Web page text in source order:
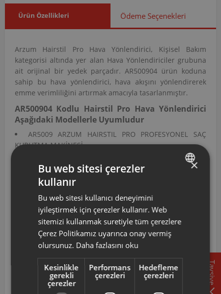
Ürün Özellikleri Ödeme Seçenekleri
Arzum Hairstil Pro Hava Yönlendirici, Kişisel Bakım
kategorisi altında yer alan Hava Yönlendiriciler grubuna
ait orijinal bir yedek parçadır. AR500904 ürün koduna
sahip bu hava yönlendirici, hava akışını yönlendirerek
emme verimliliğini artırmak amacıyla tasarlanmıştır.
AR500904 Kodlu Hairstil Pro Hava Yönlendirici
Aşağıdaki Modellerle Uyumludur
AR5009 ARZUM HAIRSTIL PRO PROFESYONEL SAÇ
KURUTMA MAKİNESİ
AR5010 ARZUM IMAJ PROFESYONEL SAÇ KURUTMA
MAKİNESİ
AR5015 ARZUM SHINY PROFESYONEL SAÇ KURUTMA
MAKİNESİ
AR5016 ARZUM HAIRSTIL PROFESYONEL SAÇ KURUTMA
MAKİNESİ
AR5039 ARZUM GLAZE PROFESYONEL SAÇ KURUTMA
MAKİNESİ
AR5064 ARZUM PERY STIL PROFESYONEL SAÇ
AR5070 ARZUM PROTOUCH PROFESYONEL SAÇ
KURUTMA MAKİNESİ
AR500904 ürün kodlu bu hava yönlendirici; AR5009,
Tavsiye
×
Bu web sitesi çerezler
kullanır
Bu web sitesi kullanıcı deneyimini
iyileştirmek için çerezler kullanır. Web
sitemizi kullanmak suretiyle tüm çerezlere
Çerez Politikamız uyarınca onay vermiş
olursunuz. Daha fazlasını oku
Kesinlikle
gerekli
çerezler
Performans
çerezleri
Hedefleme
çerezleri